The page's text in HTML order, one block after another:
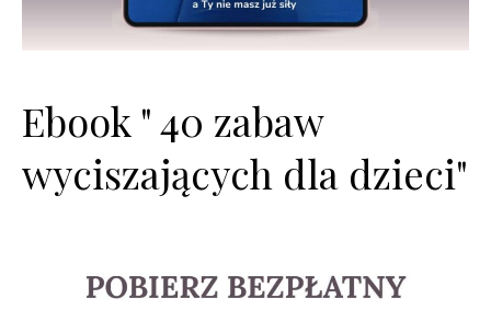
Ebook " 40 zabaw
wyciszających dla dzieci"